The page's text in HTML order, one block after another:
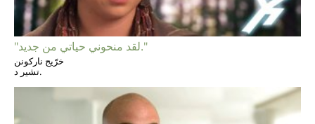
"لقد منحوني حياتي من جديد."
خرّيج ناركونن
تشير د.